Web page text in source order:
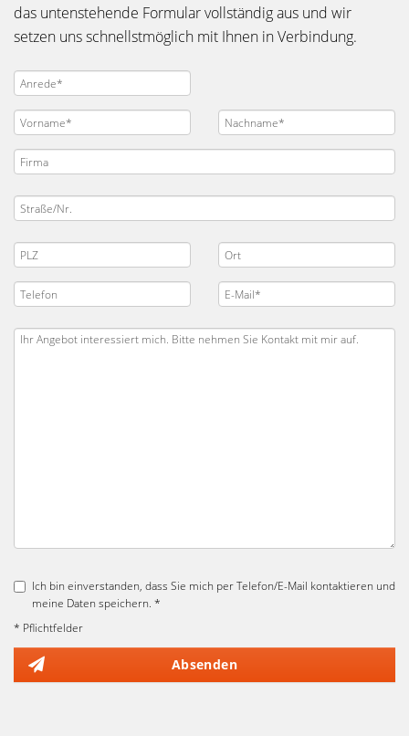
das untenstehende Formular vollständig aus und wir
setzen uns schnellstmöglich mit Ihnen in Verbindung.
Ich bin einverstanden, dass Sie mich per Telefon/E-Mail kontaktieren und
meine Daten speichern. *
* Pflichtfelder
Absenden